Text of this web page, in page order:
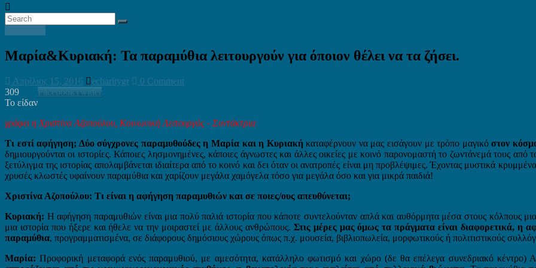
Μαρία&Κυριακή: Τα παραμύθια λειτουργούν για όποιον θέλει να τα ζήσει.
Απρίλιος 15, 2016 echaritygr
0 Comment
309
Το είδαν
FacebookTwitter
γράφει η Χριστίνα Αζοπούλου, Κοινωνική Λειτουργός - Συντάκτρια
Τι εστί αφήγηση; Δύο σύγχρονες παραμυθούδες η Μαρία και η Κυριακή καταφέρνουν να μας εισάγουν με τρόπο μαγικόστον
δημιουργούνται οι ιστορίες. Κάποιες λησμονημένες, κάποιες άγνωστες και άλλες οικείες με κοινό παρονομαστή το ζωντάνεμά τους από
ξετύλιγμα της ιστορίας απολαμβάνεται ιδιαίτερα από το κοινό και δει όταν οι ανατροπές είναι μη προβλέψιμες. Έχοντας μυστικά
χρυσές κλωστές υφαίνουν παραμύθια και χαρίζουν μεγάλα χαμόγελα τόσο για μεγάλα όσο και για μικρά παιδιά!
Χριστίνα Αζοπούλου: Τι είναι η αφήγηση παραμυθιών και σε ποιες/ους απευθύνεται;
Κυριακή: Η αφήγηση παραμυθιών είναι μια πολύ παλιά ιστορία που κάποτε συντελούνταν απλά και αυθόρμητα μέσα στους κόλπους
μια ιστορία που ήξερε και ήθελε να την μοιραστεί με άλλους ανθρώπους. Στις μέρες μας όμως τα πράγματα είναι διαφορετικά, η
παραμύθια, προγραμματισμένα, σε διάφορους δημόσιους χώρους όπως π.χ. μουσεία, βιβλιοπωλεία, μορφωτικούς ή πολιτιστικούς
Μαρία: Προφορική μεταφορά ενός παραμυθιού, με αμεσότητα, κατάλληλο φωτισμό και χώρο (δε θα επέλεγα συνεδριακό κέντρο)